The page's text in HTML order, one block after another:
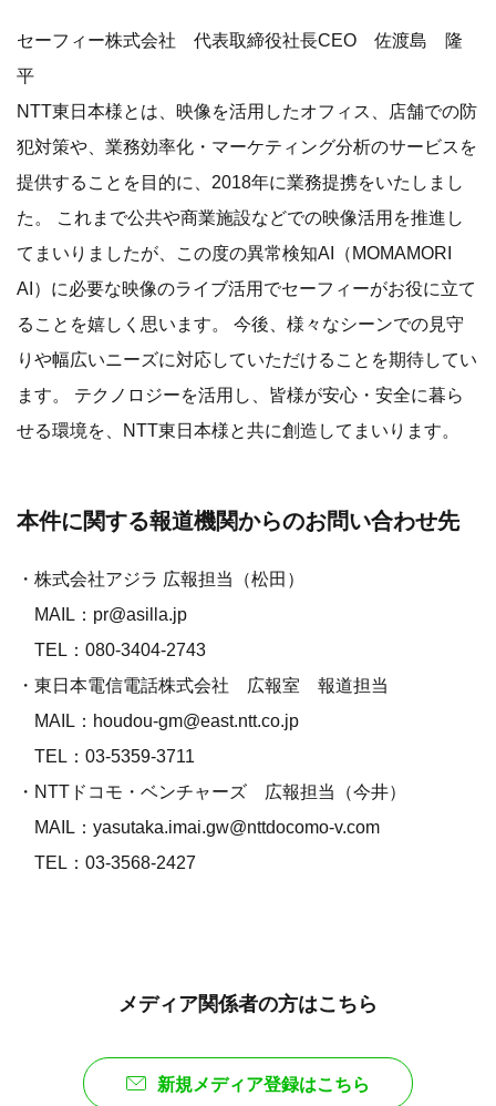
セーフィー株式会社 代表取締役社長CEO 佐渡島 隆
平
NTT東日本様とは、映像を活用したオフィス、店舗での防
犯対策や、業務効率化・マーケティング分析のサービスを
提供することを目的に、2018年に業務提携をいたしまし
た。 これまで公共や商業施設などでの映像活用を推進し
てまいりましたが、この度の異常検知AI（MOMAMORI
AI）に必要な映像のライブ活用でセーフィーがお役に立て
ることを嬉しく思います。 今後、様々なシーンでの見守
りや幅広いニーズに対応していただけることを期待してい
ます。 テクノロジーを活用し、皆様が安心・安全に暮ら
せる環境を、NTT東日本様と共に創造してまいります。
本件に関する報道機関からのお問い合わせ先
・株式会社アジラ 広報担当（松田）
MAIL：pr@asilla.jp
TEL：080-3404-2743
・東日本電信電話株式会社 広報室 報道担当
MAIL：houdou-gm@east.ntt.co.jp
TEL：03-5359-3711
・NTTドコモ・ベンチャーズ 広報担当（今井）
MAIL：yasutaka.imai.gw@nttdocomo-v.com
TEL：03-3568-2427
メディア関係者の方はこちら
新規メディア登録はこちら